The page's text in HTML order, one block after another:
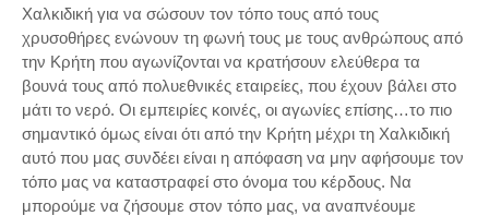
Χαλκιδική για να σώσουν τον τόπο τους από τους
χρυσοθήρες ενώνουν τη φωνή τους με τους ανθρώπους από
την Κρήτη που αγωνίζονται να κρατήσουν ελεύθερα τα
βουνά τους από πολυεθνικές εταιρείες, που έχουν βάλει στο
μάτι το νερό. Οι εμπειρίες κοινές, οι αγωνίες επίσης…το πιο
σημαντικό όμως είναι ότι από την Κρήτη μέχρι τη Χαλκιδική
αυτό που μας συνδέει είναι η απόφαση να μην αφήσουμε τον
τόπο μας να καταστραφεί στο όνομα του κέρδους. Να
μπορούμε να ζήσουμε στον τόπο μας, να αναπνέουμε